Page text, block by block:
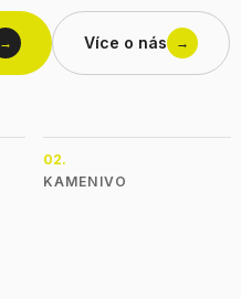
→ Více o nás →
02.
KAMENIVO